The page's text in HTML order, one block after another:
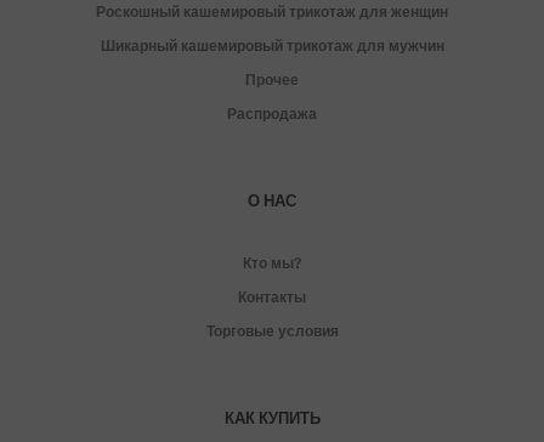
Роскошный кашемировый трикотаж для женщин
Шикарный кашемировый трикотаж для мужчин
Прочее
Распродажа
О НАС
Кто мы?
Контакты
Торговые условия
КАК КУПИТЬ